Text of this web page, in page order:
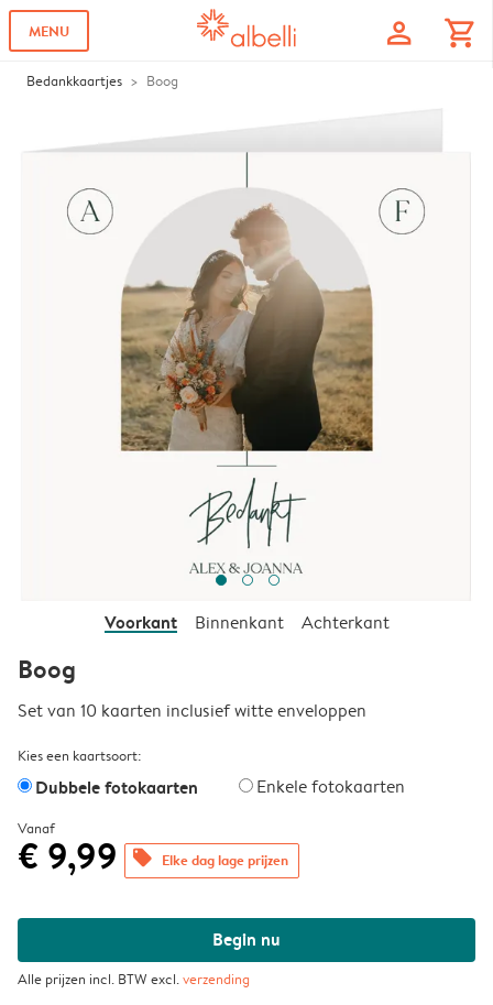
MENU profile shopping_cart
Bedankkaartjes Boog
Voorkant Binnenkant Achterkant
Boog
Set van 10 kaarten inclusief witte enveloppen
Kies een kaartsoort:
Dubbele fotokaarten Enkele fotokaarten
Vanaf
€ 9,99 offers Elke dag lage prijzen
Begin nu
Alle prijzen incl. BTW excl.verzending